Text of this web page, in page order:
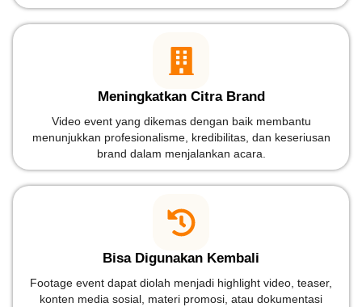
Meningkatkan Citra Brand
Video event yang dikemas dengan baik membantu
menunjukkan profesionalisme, kredibilitas, dan keseriusan
brand dalam menjalankan acara.
Bisa Digunakan Kembali
Footage event dapat diolah menjadi highlight video, teaser,
konten media sosial, materi promosi, atau dokumentasi